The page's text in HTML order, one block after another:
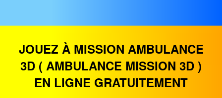
JOUEZ À MISSION AMBULANCE
3D ( AMBULANCE MISSION 3D )
EN LIGNE GRATUITEMENT